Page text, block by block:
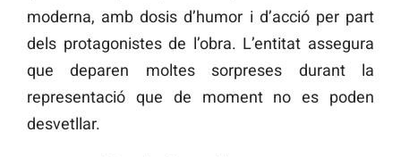
moderna, amb dosis d’humor i d’acció per part
dels protagonistes de l’obra. L’entitat assegura
que deparen moltes sorpreses durant la
representació que de moment no es poden
desvetllar.